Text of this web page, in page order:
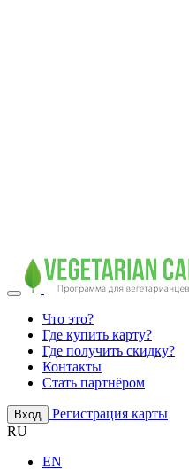
Что это?
Где купить карту?
Где получить скидку?
Контакты
Стать партнёром
Вход
Регистрация карты
RU
EN